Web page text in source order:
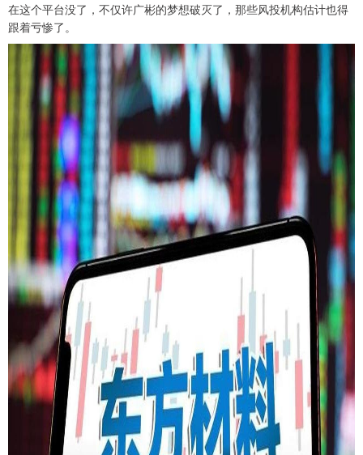
在这个平台没了，不仅许广彬的梦想破灭了，那些风投机构估计也得
跟着亏惨了。